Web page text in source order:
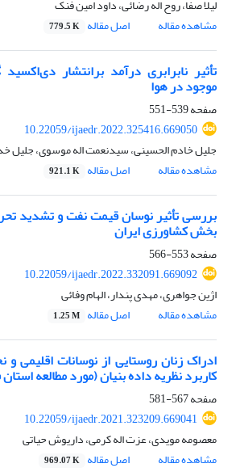
لیلا صفا، روح اله رضائی، داود امین فنک
مشاهده مقاله
اصل مقاله 779.5 K
تأثیر نابرابری درآمد برانتشار
موجود در هوا
صفحه539-551
10.22059/ijaedr.2022.325416.669050
جلیل خادم الحسینی، سیدنعمت اله موسوی، جلیل
مشاهده مقاله
اصل مقاله 921.1 K
بررسی تأثیر نوسان قیمت نفت و تشدید
بخش کشاورزی ایران
صفحه553-566
10.22059/ijaedr.2022.332091.669092
اژین جواهری، مهدی پندار، الهام وفائی
مشاهده مقاله
اصل مقاله 1.25 M
ادراک زنان روستایی از نوسانات اقلیمی و
کاربرد نظریه داده بنیان (مورد مطالعه
صفحه567-581
10.22059/ijaedr.2021.323209.669041
معصومه مویدی، عزت اله کرمی، داریوش حیاتی
مشاهده مقاله
اصل مقاله 969.07 K